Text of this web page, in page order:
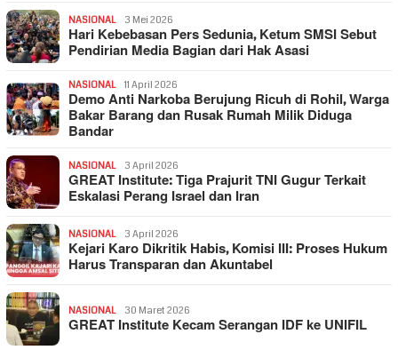
NASIONAL 3 Mei 2026
Hari Kebebasan Pers Sedunia, Ketum SMSI Sebut
Pendirian Media Bagian dari Hak Asasi
NASIONAL 11 April 2026
Demo Anti Narkoba Berujung Ricuh di Rohil, Warga
Bakar Barang dan Rusak Rumah Milik Diduga
Bandar
NASIONAL 3 April 2026
GREAT Institute: Tiga Prajurit TNI Gugur Terkait
Eskalasi Perang Israel dan Iran
NASIONAL 3 April 2026
Kejari Karo Dikritik Habis, Komisi III: Proses Hukum
Harus Transparan dan Akuntabel
NASIONAL 30 Maret 2026
GREAT Institute Kecam Serangan IDF ke UNIFIL